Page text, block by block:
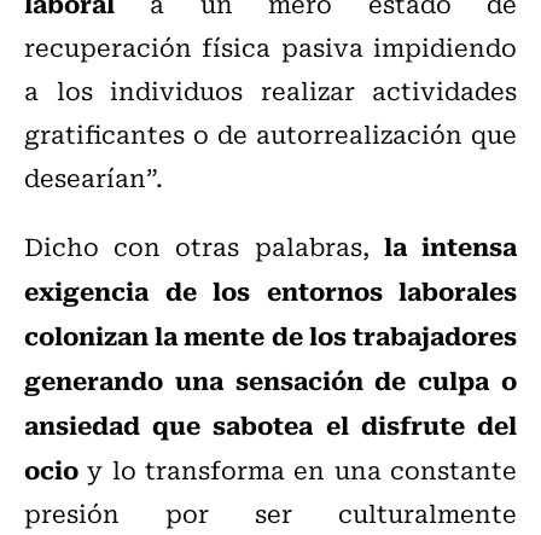
recuperación física pasiva impidiendo
a los individuos realizar actividades
gratificantes o de autorrealización que
desearían”.
Dicho con otras palabras, la intensa
exigencia de los entornos laborales
colonizan la mente de los trabajadores
generando una sensación de culpa o
ansiedad que sabotea el disfrute del
ocio y lo transforma en una constante
presión por ser culturalmente